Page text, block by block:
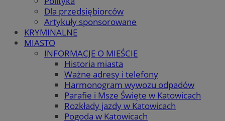
Dla przedsiębiorców
Artykuły sponsorowane
KRYMINALNE
MIASTO
INFORMACJE O MIEŚCIE
Historia miasta
Ważne adresy i telefony
Harmonogram wywozu odpadów
Parafie i Msze Święte w Katowicach
Rozkłady jazdy w Katowicach
Pogoda w Katowicach